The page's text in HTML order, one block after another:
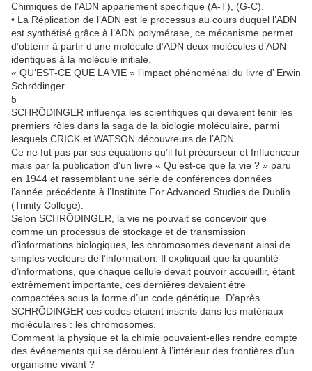
Chimiques de l’ADN appariement spécifique (A-T), (G-C).
• La Réplication de l’ADN est le processus au cours duquel l’ADN
est synthétisé grâce à l’ADN polymérase, ce mécanisme permet
d’obtenir à partir d’une molécule d’ADN deux molécules d’ADN
identiques à la molécule initiale.
« QU’EST-CE QUE LA VIE » l’impact phénoménal du livre d’ Erwin
Schrödinger
5
SCHRÖDINGER influença les scientifiques qui devaient tenir les
premiers rôles dans la saga de la biologie moléculaire, parmi
lesquels CRICK et WATSON découvreurs de l’ADN.
Ce ne fut pas par ses équations qu’il fut précurseur et Influenceur
mais par la publication d’un livre « Qu’est-ce que la vie ? » paru
en 1944 et rassemblant une série de conférences données
l’année précédente à l’Institute For Advanced Studies de Dublin
(Trinity College).
Selon SCHRÖDINGER, la vie ne pouvait se concevoir que
comme un processus de stockage et de transmission
d’informations biologiques, les chromosomes devenant ainsi de
simples vecteurs de l’information. Il expliquait que la quantité
d’informations, que chaque cellule devait pouvoir accueillir, étant
extrêmement importante, ces dernières devaient être
compactées sous la forme d’un code génétique. D’après
SCHRÖDINGER ces codes étaient inscrits dans les matériaux
moléculaires : les chromosomes.
Comment la physique et la chimie pouvaient-elles rendre compte
des événements qui se déroulent à l’intérieur des frontières d’un
organisme vivant ?